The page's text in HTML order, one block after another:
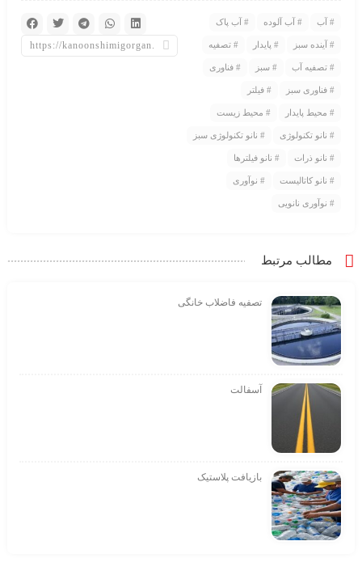
آب آب آلوده آب پاک
آینده سبز پایدار تصفیه
تصفیه آب سبز فناوری
فناوری سبز فیلتر
محیط پایدار محیط زیست
نانو تکنولوژی نانو تکنولوژی سبز
نانو ذرات نانو فیلترها
نانو کاتالیست نوآوری
نوآوری نانویی
مطالب مرتبط
تصفیه فاضلاب خانگی
آسفالت
بازیافت پلاستیک